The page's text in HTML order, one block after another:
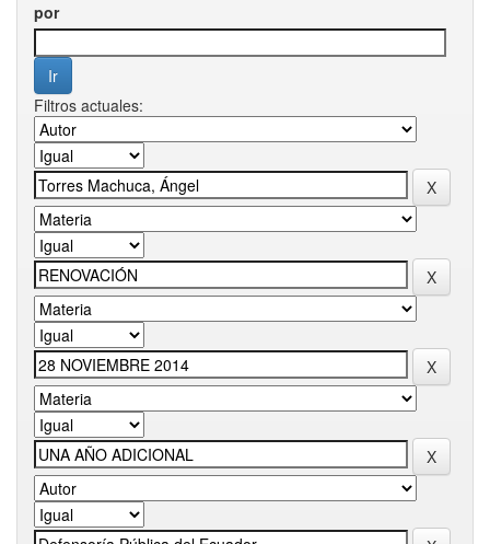
por
Filtros actuales: